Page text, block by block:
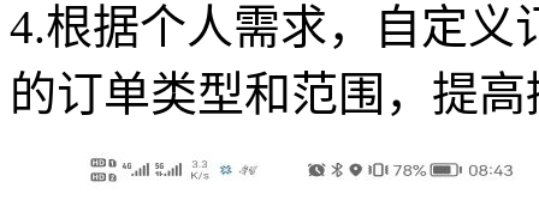
4.根据个人需求，自定义
的订单类型和范围，提